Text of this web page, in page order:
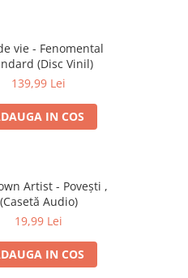
vie - Fenomental
(Disc Vinil)
139,99 Lei
IN COS
Artist - Povești ,
(Casetă Audio)
19,99 Lei
IN COS